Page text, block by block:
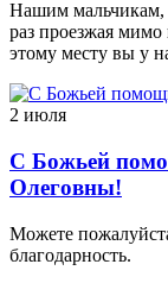
Нашим мальчикам,
раз проезжая
этому месту вы у
2 июля
С Божьей
Олеговны!
Можете
благодарность.